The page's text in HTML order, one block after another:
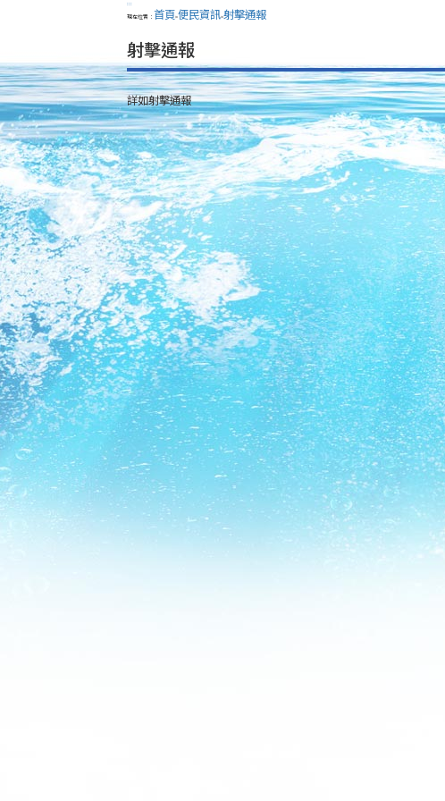
:::
現在位置： 首頁>便民資訊>射擊通報
射擊通報
詳如射擊通報